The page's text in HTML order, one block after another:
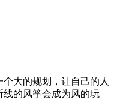
大的规划，让自己的人
的风筝会成为风的玩